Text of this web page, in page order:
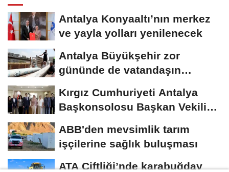
Antalya Konyaaltı’nın merkez
ve yayla yolları yenilenecek
Antalya Büyükşehir zor
gününde de vatandaşın
Kırgız Cumhuriyeti Antalya
Başkonsolosu Başkan Vekili
ABB'den mevsimlik tarım
işçilerine sağlık buluşması
ATA Çiftliği’nde karabuğday